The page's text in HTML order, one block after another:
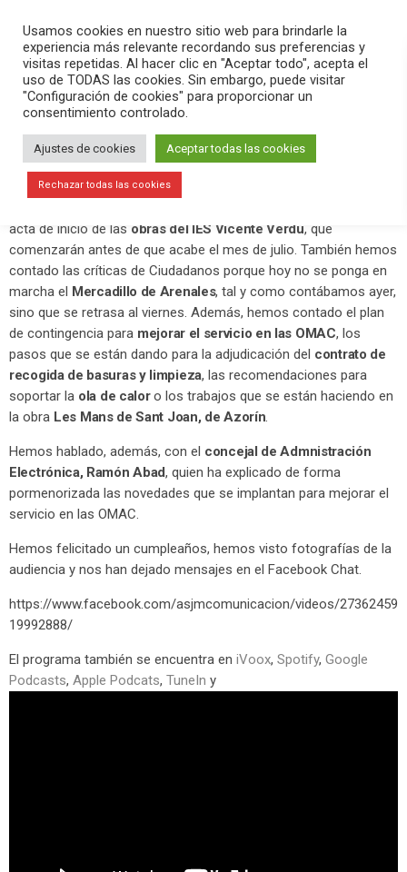
search menu pause PLAY
julio 7, 2020
Las obras del IES Vicente Verdú
comenzarán este mes de julio
En el programaVersión Radio-El Aperitivo
acta de inicio de las obras del IES Vicente Verdú, que
comenzarán antes de que acabe el mes de julio. También hemos
contado las críticas de Ciudadanos porque hoy no se ponga en
marcha el Mercadillo de Arenales, tal y como contábamos ayer,
sino que se retrasa al viernes. Además, hemos contado el plan
de contingencia para mejorar el servicio en las OMAC, los
pasos que se están dando para la adjudicación del contrato de
recogida de basuras y limpieza, las recomendaciones para
soportar la ola de caloro los trabajos que se están haciendo en
la obra Les Mans de Sant Joan, de Azorín
Hemos hablado, además, con el concejal de Admnistración
Electrónica, Ramón Abad, quien ha explicado de forma
pormenorizada las novedades que se implantan para mejorar el
servicio en las OMAC.
Hemos felicitado un cumpleaños, hemos visto fotografías de la
audiencia y nos han dejado mensajes en el Facebook Chat.
https://www.facebook.com/asjmcomunicacion/videos/27362459
19992888/
El programa también se encuentra en iVoox, Spotify, Google
Podcasts, Apple Podcats, TuneIn y
Usamos cookies en nuestro sitio web para brindarle la
experiencia más relevante recordando sus preferencias y
visitas repetidas. Al hacer clic en "Aceptar todo", acepta el
uso de TODAS las cookies. Sin embargo, puede visitar
"Configuración de cookies" para proporcionar un
consentimiento controlado.
Ajustes de cookies Aceptar todas las cookies
Rechazar todas las cookies